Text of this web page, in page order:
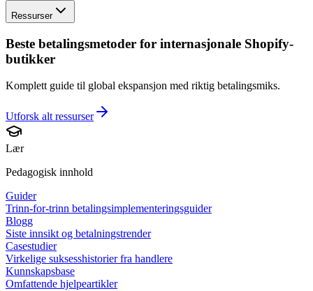
Ressurser
Beste betalingsmetoder for internasjonale Shopify-
butikker
Komplett guide til global ekspansjon med riktig betalingsmiks.
Utforsk alt ressurser
Lær
Pedagogisk innhold
Guider
Trinn-for-trinn betalingsimplementeringsguider
Blogg
Siste innsikt og betalningstrender
Casestudier
Virkelige suksesshistorier fra handlere
Kunnskapsbase
Omfattende hjelpeartikler